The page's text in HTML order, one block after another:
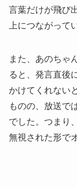
言葉だけが飛び
上につながって
また、あのちゃ
ると、発言直後
かけてくれない
ものの、放送で
でした。つまり
無視された形で